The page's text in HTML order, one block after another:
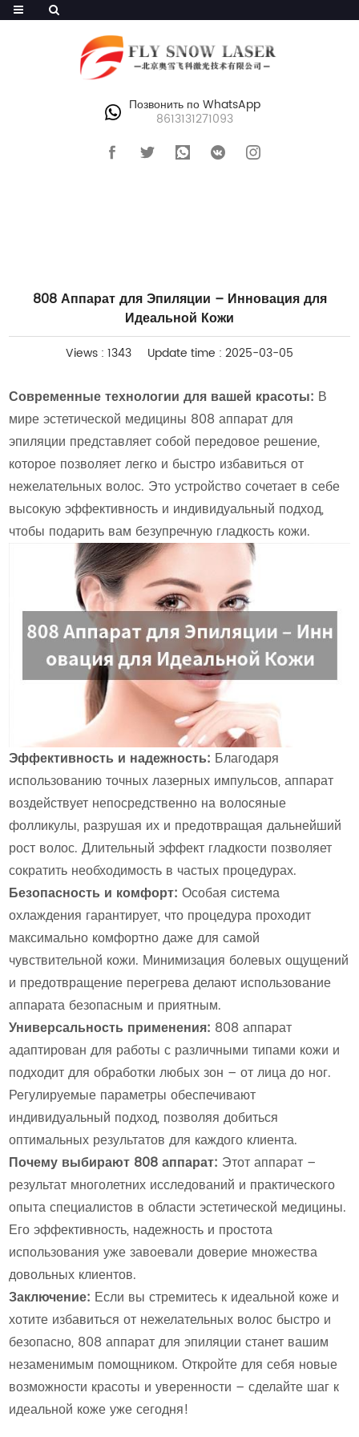
Позвонить по WhatsApp
8613131271093
808 Аппарат для Эпиляции – Инновация для
Идеальной Кожи
Views : 1343 Update time : 2025-03-05
Современные технологии для вашей красоты: В
мире эстетической медицины 808 аппарат для
эпиляции представляет собой передовое решение,
которое позволяет легко и быстро избавиться от
нежелательных волос. Это устройство сочетает в себе
высокую эффективность и индивидуальный подход,
чтобы подарить вам безупречную гладкость кожи.
Эффективность и надежность: Благодаря
использованию точных лазерных импульсов, аппарат
воздействует непосредственно на волосяные
фолликулы, разрушая их и предотвращая дальнейший
рост волос. Длительный эффект гладкости позволяет
сократить необходимость в частых процедурах.
Безопасность и комфорт: Особая система
охлаждения гарантирует, что процедура проходит
максимально комфортно даже для самой
чувствительной кожи. Минимизация болевых ощущений
и предотвращение перегрева делают использование
аппарата безопасным и приятным.
Универсальность применения: 808 аппарат
адаптирован для работы с различными типами кожи и
подходит для обработки любых зон – от лица до ног.
Регулируемые параметры обеспечивают
индивидуальный подход, позволяя добиться
оптимальных результатов для каждого клиента.
Почему выбирают 808 аппарат: Этот аппарат –
результат многолетних исследований и практического
опыта специалистов в области эстетической медицины.
Его эффективность, надежность и простота
использования уже завоевали доверие множества
довольных клиентов.
Заключение: Если вы стремитесь к идеальной коже и
хотите избавиться от нежелательных волос быстро и
безопасно, 808 аппарат для эпиляции станет вашим
незаменимым помощником. Откройте для себя новые
возможности красоты и уверенности – сделайте шаг к
идеальной коже уже сегодня!